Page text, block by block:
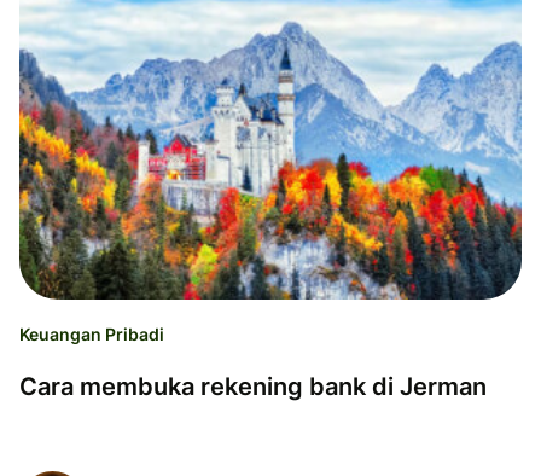
Keuangan Pribadi
Cara membuka rekening bank di Jerman